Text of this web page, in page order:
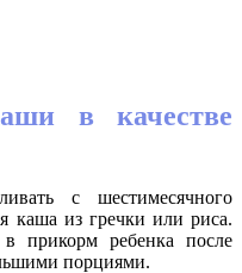
в качестве
с шестимесячного
каша из гречки или риса.
прикорм ребенка после
порциями.